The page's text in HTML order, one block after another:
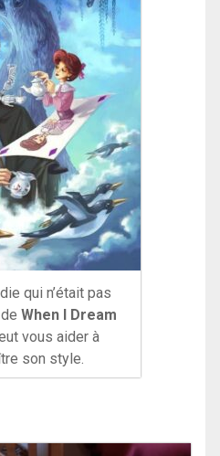
qui n’était pas
When I Dream
vous aider à
son style.